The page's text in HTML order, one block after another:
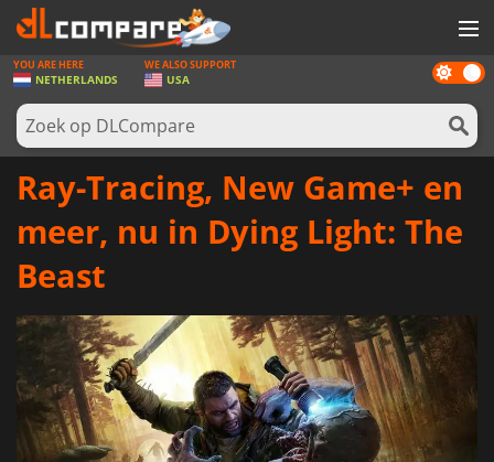
SPELLEN
GAME CARDS
SOFTWARE
REWARDS
Dark
mode
YOU ARE HERE
NETHERLANDS
WE ALSO SUPPORT
USA
Ray-Tracing, New Game+ en
meer, nu in Dying Light: The
Beast